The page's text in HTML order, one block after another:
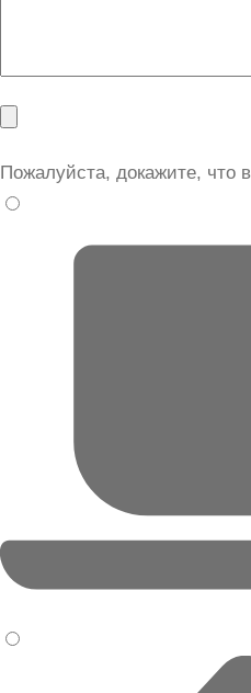
Пожалуйста, докажите, что